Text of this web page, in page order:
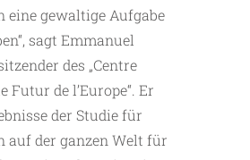
eine gewaltige Aufgabe
sagt Emmanuel
des „Centre
Futur de l’Europe“. Er
der Studie für
auf der ganzen Welt für